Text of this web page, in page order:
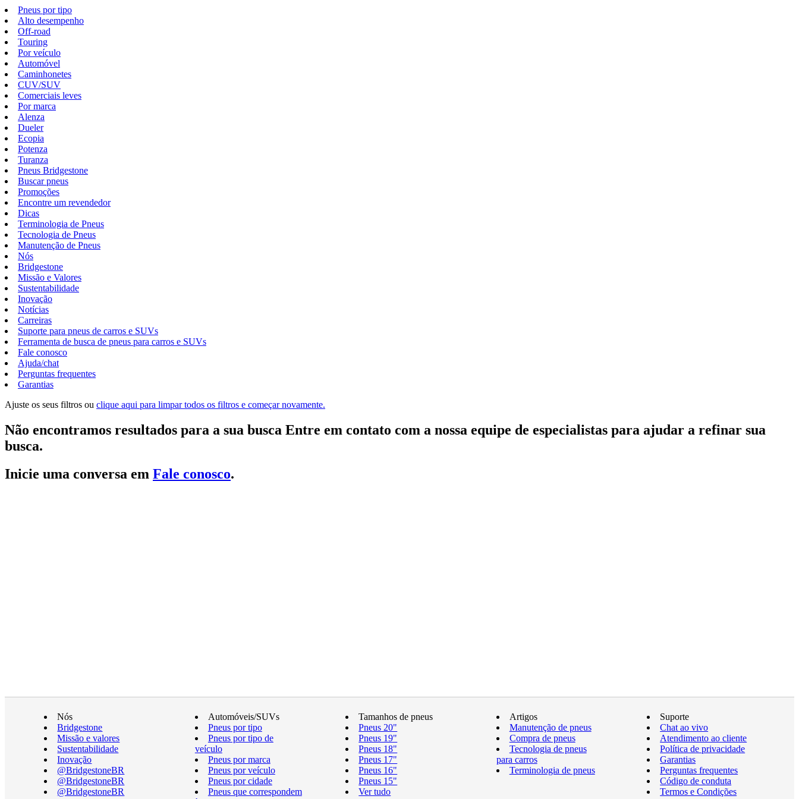
Pneus por tipo
Alto desempenho
Off-road
Touring
Por veículo
Automóvel
Caminhonetes
CUV/SUV
Comerciais leves
Por marca
Alenza
Dueler
Ecopia
Potenza
Turanza
Pneus Bridgestone
Buscar pneus
Promoções
Encontre um revendedor
Dicas
Terminologia de Pneus
Tecnologia de Pneus
Manutenção de Pneus
Nós
Bridgestone
Missão e Valores
Sustentabilidade
Inovação
Notícias
Carreiras
Suporte para pneus de carros e SUVs
Ferramenta de busca de pneus para carros e SUVs
Fale conosco
Ajuda/chat
Perguntas frequentes
Garantias
Ajuste os seus filtros ou clique aqui para limpar todos os filtros e começar novamente.
Não encontramos resultados para a sua busca Entre em contato com a nossa equipe de especialistas para ajudar a refinar sua
busca.
Inicie uma conversa em Fale conosco.
Nós
Bridgestone
Missão e valores
Sustentabilidade
Inovação
@BridgestoneBR
@BridgestoneBR
@BridgestoneBR
Automóveis/SUVs
Pneus por tipo
Pneus por tipo de
veículo
Pneus por marca
Pneus por veículo
Pneus por cidade
Pneus que correspondem
Tamanhos de pneus
Pneus 20"
Pneus 19"
Pneus 18"
Pneus 17"
Pneus 16"
Pneus 15"
Ver tudo
Artigos
Manutenção de pneus
Compra de pneus
Tecnologia de pneus
para carros
Terminologia de pneus
Suporte
Chat ao vivo
Atendimento ao cliente
Política de privacidade
Garantias
Perguntas frequentes
Código de conduta
Termos e Condições